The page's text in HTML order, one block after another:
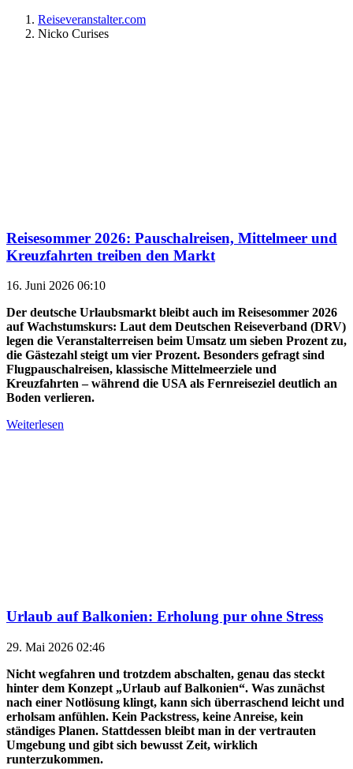
Reiseveranstalter.com
Nicko Curises
Reisesommer 2026: Pauschalreisen, Mittelmeer und
Kreuzfahrten treiben den Markt
16. Juni 2026 06:10
Der deutsche Urlaubsmarkt bleibt auch im Reisesommer 2026
auf Wachstumskurs: Laut dem Deutschen Reiseverband (DRV)
legen die Veranstalterreisen beim Umsatz um sieben Prozent zu,
die Gästezahl steigt um vier Prozent. Besonders gefragt sind
Flugpauschalreisen, klassische Mittelmeerziele und
Kreuzfahrten – während die USA als Fernreiseziel deutlich an
Boden verlieren.
Weiterlesen
Urlaub auf Balkonien: Erholung pur ohne Stress
29. Mai 2026 02:46
Nicht wegfahren und trotzdem abschalten, genau das steckt
hinter dem Konzept „Urlaub auf Balkonien“. Was zunächst
nach einer Notlösung klingt, kann sich überraschend leicht und
erholsam anfühlen. Kein Packstress, keine Anreise, kein
ständiges Planen. Stattdessen bleibt man in der vertrauten
Umgebung und gibt sich bewusst Zeit, wirklich
runterzukommen.